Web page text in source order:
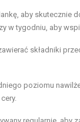
aby skutecznie
w tygodniu, aby
składniki
poziomu